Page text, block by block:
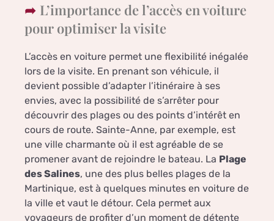
L’importance de l’accès en voiture
pour optimiser la visite
L’accès en voiture permet une flexibilité inégalée
lors de la visite. En prenant son véhicule, il
devient possible d’adapter l’itinéraire à ses
envies, avec la possibilité de s’arrêter pour
découvrir des plages ou des points d’intérêt en
cours de route. Sainte-Anne, par exemple, est
une ville charmante où il est agréable de se
promener avant de rejoindre le bateau. La Plage
des Salines, une des plus belles plages de la
Martinique, est à quelques minutes en voiture de
la ville et vaut le détour. Cela permet aux
voyageurs de profiter d’un moment de détente